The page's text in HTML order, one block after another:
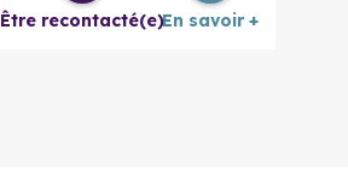
Être recontacté(e)En savoir +